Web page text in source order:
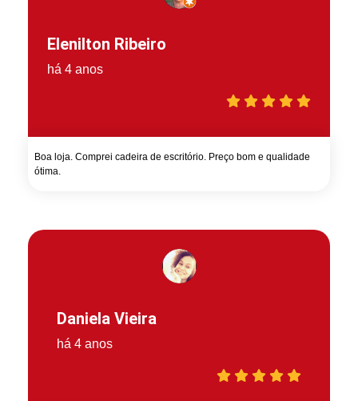
Elenilton Ribeiro
há 4 anos
Boa loja. Comprei cadeira de escritório. Preço bom e qualidade
ótima.
Daniela Vieira
há 4 anos